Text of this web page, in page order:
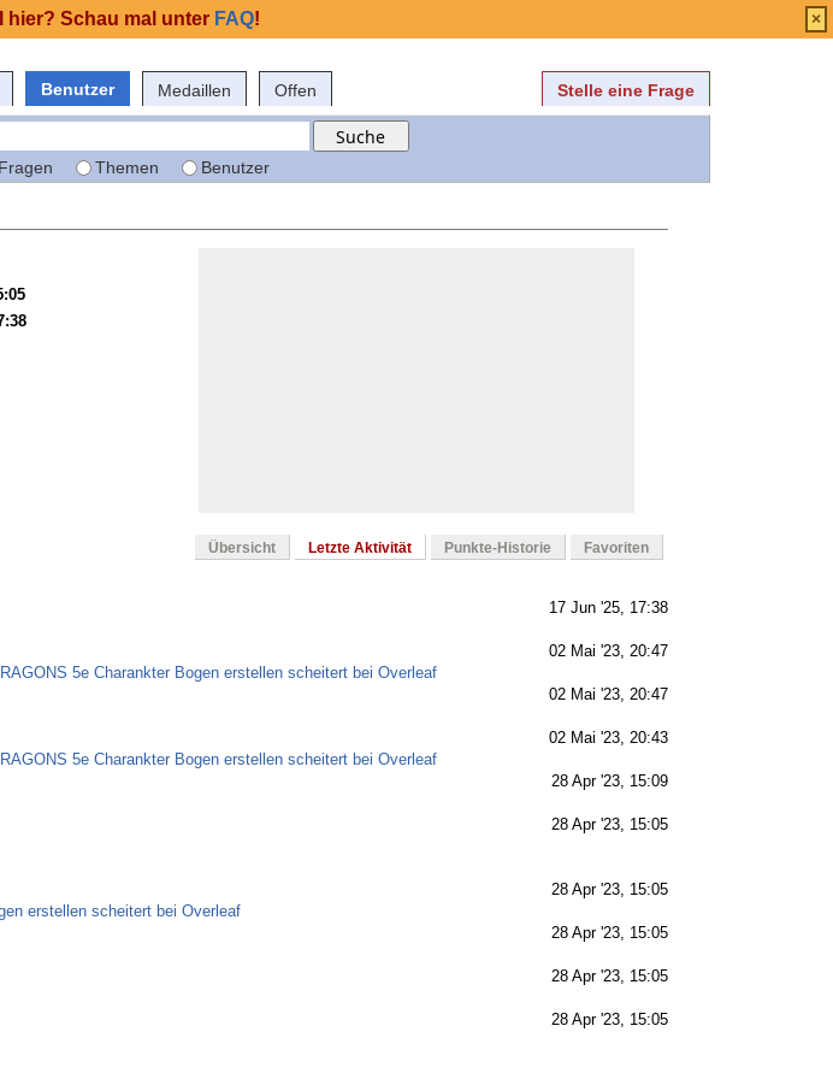
Benutzer Medaillen Offen Stelle eine Frage
Fragen Themen Benutzer
Übersicht Letzte Aktivität Punkte-Historie Favoriten
17 Jun '25, 17:38
02 Mai '23, 20:47
5e Charankter Bogen erstellen scheitert bei Overleaf
02 Mai '23, 20:47
02 Mai '23, 20:43
5e Charankter Bogen erstellen scheitert bei Overleaf
28 Apr '23, 15:09
28 Apr '23, 15:05
28 Apr '23, 15:05
erstellen scheitert bei Overleaf
28 Apr '23, 15:05
28 Apr '23, 15:05
28 Apr '23, 15:05
hier? Schau mal unter FAQ! ×